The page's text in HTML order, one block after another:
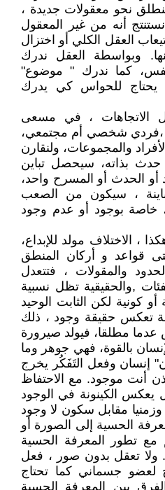
تنطلق نحو معقولات جديدة ،
أنه من غير المعقول
العقل الكلي أو اختزال
وبواسطة العقل ندرك
كما ندرك " موضوع"
للحواس كي يدرك
الاتجاهات ، في مسعى
،فردي شخصي أم مجتمعي،
والمجموعات، ولنقارن
حدث بذاته، سيحصل تباين
أو الحدث أو المسرح واحد،
، سيكون من الصعب
خاصة بوجود أو عدم وجود
، الاختلاف مولد للإبداع،
قواعد و أركان المنطق
والمقولات ، فتتعدل
,والحقيقية تظل نسبية
كونية لكن الثابت الوحيد
تعكس حقيقة وجود ، ذلك
عدما مطلقا، فيولد صيرورة
بالقوة، فهي جوهر وما
إنسان وفعل التَفَكُر يخرج
أنت موجود. مع الاحتفاظ
يعكس الكينونة في الوجود
وزمنيا مقابل سكون لا وجود
الحسية إلى الصورة أو
مع تطور المعرفة الحسية
ولا تعقل بدون صور ، فعل
لعضو جسماني كما تحتاج
بين المعرفة الحسية